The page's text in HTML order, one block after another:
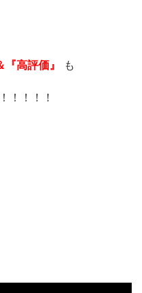
高評価』 も
！！！！